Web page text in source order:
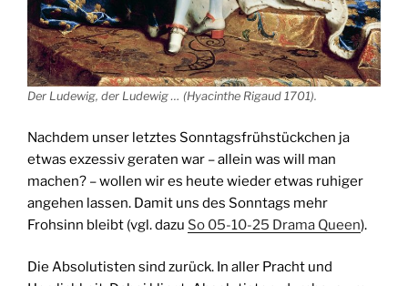
Der Ludewig, der Ludewig … (Hyacinthe Rigaud 1701).
Nachdem unser letztes Sonntagsfrühstückchen ja
etwas exzessiv geraten war – allein was will man
machen? – wollen wir es heute wieder etwas ruhiger
angehen lassen. Damit uns des Sonntags mehr
Frohsinn bleibt (vgl. dazu So 05-10-25 Drama Queen).
Die Absolutisten sind zurück. In aller Pracht und